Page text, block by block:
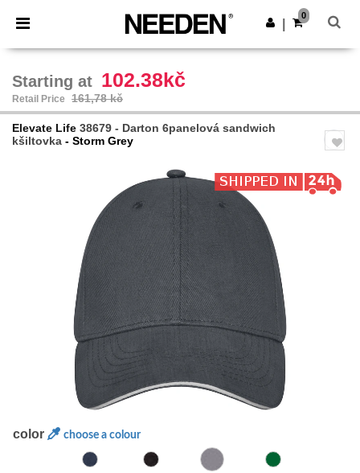
× Aplikace Needen
Lepší ceny v aplikaci!
Stáhnout app
0
Starting at 102.38kč
Retail Price 161,78 kč
Elevate Life 38679 - Darton 6panelová sandwich
kšiltovka - Storm Grey
color choose a colour